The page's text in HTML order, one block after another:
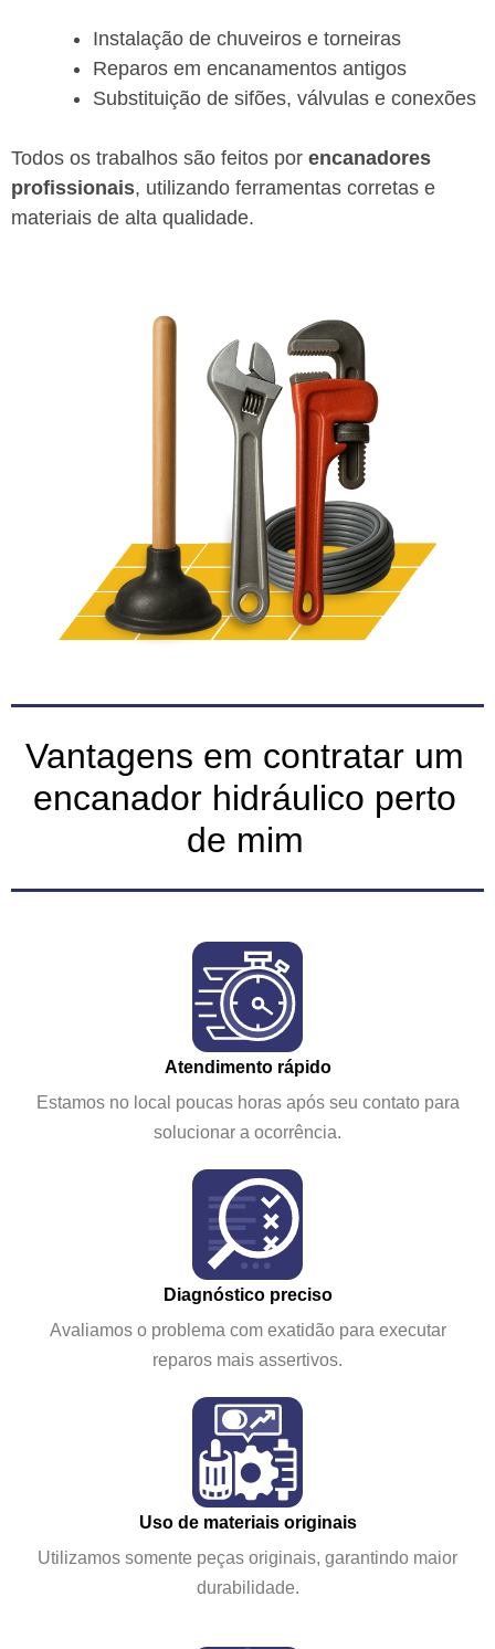
Instalação de chuveiros e torneiras
Reparos em encanamentos antigos
Substituição de sifões, válvulas e conexões
Todos os trabalhos são feitos por encanadores
profissionais, utilizando ferramentas corretas e
materiais de alta qualidade.
Vantagens em contratar um
encanador hidráulico perto
de mim
Atendimento rápido
Estamos no local poucas horas após seu contato para
solucionar a ocorrência.
Diagnóstico preciso
Avaliamos o problema com exatidão para executar
reparos mais assertivos.
Uso de materiais originais
Utilizamos somente peças originais, garantindo maior
durabilidade.